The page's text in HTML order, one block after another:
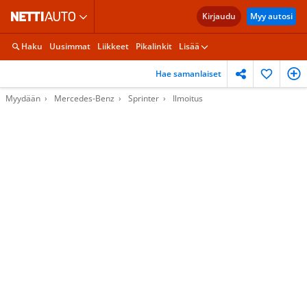
Kirjaudu Myy autosi
Haku Uusimmat Liikkeet Pikalinkit Lisää
Hae samanlaiset
Myydään Mercedes-Benz Sprinter Ilmoitus